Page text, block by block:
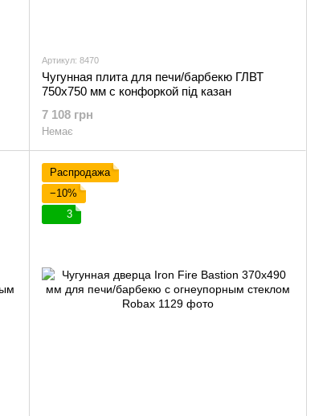
Артикул: 8470
Чугунная плита для печи/барбекю ГЛВТ
750х750 мм с конфоркой під казан
7 108 грн
Немає
Распродажа
−10%
3